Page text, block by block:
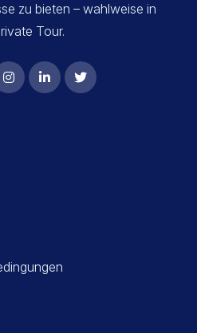
zu bieten – wahlweise in
Tour.